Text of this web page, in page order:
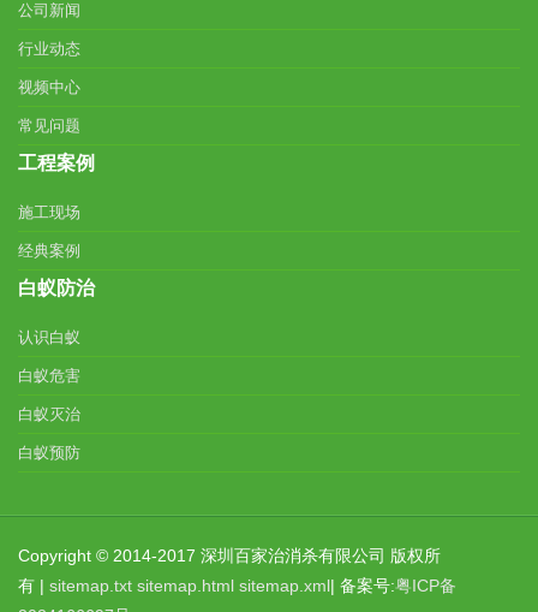
公司新闻
行业动态
视频中心
常见问题
工程案例
施工现场
经典案例
白蚁防治
认识白蚁
白蚁危害
白蚁灭治
白蚁预防
Copyright © 2014-2017 深圳百家治消杀有限公司 版权所
有 | sitemap.txt sitemap.html sitemap.xml| 备案号:粤ICP备